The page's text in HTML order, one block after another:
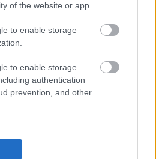
of the website or app.
to enable storage
to enable storage
authentication
prevention, and other